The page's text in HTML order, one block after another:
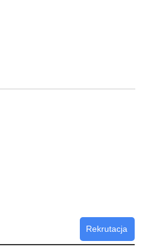
Rekrutacja